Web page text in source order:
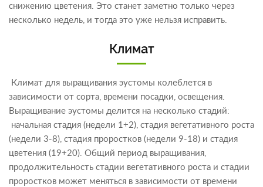
снижению цветения. Это станет заметно только через
несколько недель, и тогда это уже нельзя исправить.
Климат
Климат для выращивания эустомы колеблется в
зависимости от сорта, времени посадки, освещения.
Выращивание эустомы делится на несколько стадий:
начальная стадия (недели 1+2), стадия вегетативного роста
(недели 3-8), стадия проростков (недели 9-18) и стадия
цветения (19+20). Общий период выращивания,
продолжительность стадии вегетативного роста и стадии
проростков может меняться в зависимости от времени